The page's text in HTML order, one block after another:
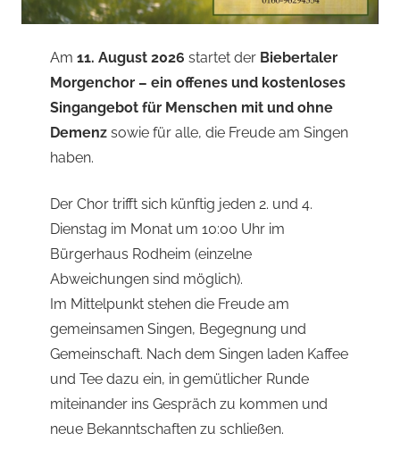
Am 11. August 2026 startet der Biebertaler
Morgenchor – ein offenes und kostenloses
Singangebot für Menschen mit und ohne
Demenz sowie für alle, die Freude am Singen
haben.
Der Chor trifft sich künftig jeden 2. und 4.
Dienstag im Monat um 10:00 Uhr im
Bürgerhaus Rodheim (einzelne
Abweichungen sind möglich).
Im Mittelpunkt stehen die Freude am
gemeinsamen Singen, Begegnung und
Gemeinschaft. Nach dem Singen laden Kaffee
und Tee dazu ein, in gemütlicher Runde
miteinander ins Gespräch zu kommen und
neue Bekanntschaften zu schließen.